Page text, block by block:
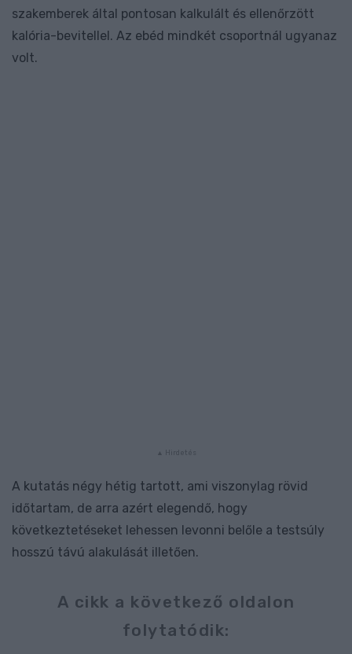
szakemberek által pontosan kalkulált és ellenőrzött
kalória-bevitellel. Az ebéd mindkét csoportnál ugyanaz
volt.
A kutatás négy hétig tartott, ami viszonylag rövid
időtartam, de arra azért elegendő, hogy
következtetéseket lehessen levonni belőle a testsúly
hosszú távú alakulását illetően.
A cikk a következő oldalon
folytatódik: